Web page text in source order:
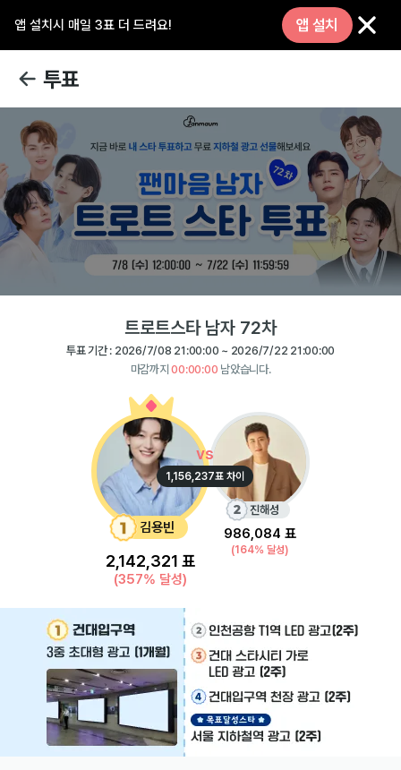
앱 설치시 매일 3표 더 드려요! 앱 설치
투표
트로트스타 남자 72차
투표 기간 : 2026/7/08 21:00:00 ~ 2026/7/22 21:00:00
마감까지00:00:00 남았습니다.
김용빈
2,142,321 표
(357% 달성)
진해성
986,084 표
(164% 달성)
vs
1,156,237표 차이